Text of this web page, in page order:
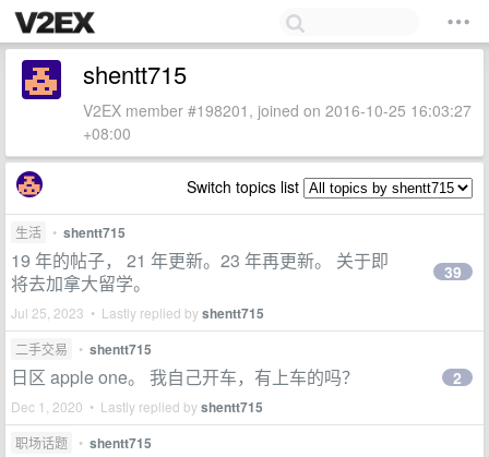
shentt715
V2EX member #198201, joined on 2016-10-25 16:03:27
+08:00
Switch topics list
生活 • shentt715
19 年的帖子， 21 年更新。23 年再更新。 关于即
将去加拿大留学。
Jul 25, 2023 • Lastly replied byshentt715
39
二手交易 • shentt715
日区 apple one。 我自己开车，有上车的吗？
Dec 1, 2020 • Lastly replied byshentt715
2
职场话题 • shentt715